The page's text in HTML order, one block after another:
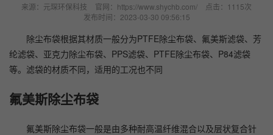
来源：元琛环保科技 官网：https://www.shychb.com/
点击：1115次
发布时间：2023-03-30 09:56:15
除尘布袋根据其材质一般分为PTFE除尘布袋、氟美斯滤袋、芳
纶滤袋、 亚克力除尘布袋、PPS滤袋、PTFE除尘布袋、P84滤袋
等。滤袋的材质不同，适用的工况也不同
氟美斯除尘布袋
氟美斯除尘布袋一般是由多种耐高温纤维混合以及层状复合针